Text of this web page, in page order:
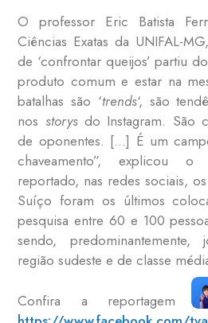
O professor Eric Batista
Ciências Exatas da UNIFAL-
de ‘confrontar queijos’ partiu
produto comum e estar na
batalhas são ‘trends‘, são
nos storysdo Instagram. São
de oponentes. […] É um
chaveamento”, explicou o
reportado, nas redes sociais,
Suíço foram os últimos
pesquisa entre 60 e 100
sendo, predominantemente,
região sudeste e de classe
Confira a reportagem